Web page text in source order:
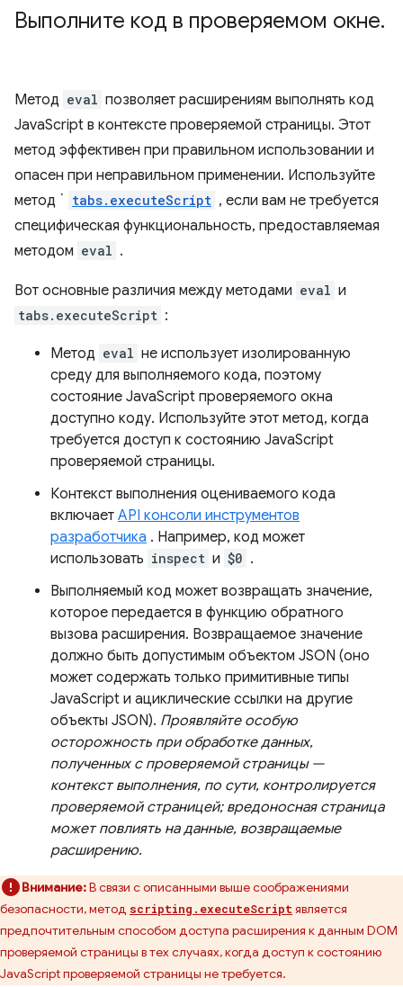
Выполните код в проверяемом окне.
Метод eval позволяет расширениям выполнять код
JavaScript в контексте проверяемой страницы. Этот
метод эффективен при правильном использовании и
опасен при неправильном применении. Используйте
метод ` tabs.executeScript , если вам не требуется
специфическая функциональность, предоставляемая
методом eval .
Вот основные различия между методами eval и
tabs.executeScript :
Метод eval не использует изолированную
среду для выполняемого кода, поэтому
состояние JavaScript проверяемого окна
доступно коду. Используйте этот метод, когда
требуется доступ к состоянию JavaScript
проверяемой страницы.
Контекст выполнения оцениваемого кода
включает API консоли инструментов
разработчика . Например, код может
использовать inspect и $0 .
Выполняемый код может возвращать значение,
которое передается в функцию обратного
вызова расширения. Возвращаемое значение
должно быть допустимым объектом JSON (оно
может содержать только примитивные типы
JavaScript и ациклические ссылки на другие
объекты JSON). Проявляйте особую
осторожность при обработке данных,
полученных с проверяемой страницы —
контекст выполнения, по сути, контролируется
проверяемой страницей; вредоносная страница
может повлиять на данные, возвращаемые
расширению.
Внимание:В связи с описанными выше соображениями
безопасности, метод scripting.executeScript является
предпочтительным способом доступа расширения к данным DOM
проверяемой страницы в тех случаях, когда доступ к состоянию
JavaScript проверяемой страницы не требуется.